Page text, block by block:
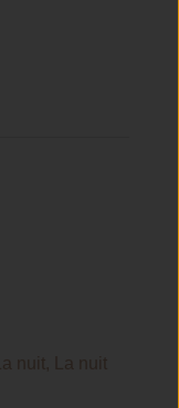
La nuit, La nuit